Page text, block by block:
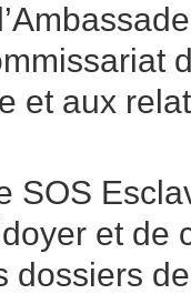
et aux
SOS
et de
dossiers